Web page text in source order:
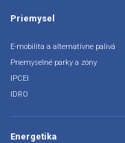
Priemysel
E-mobilita a alternatívne palivá
Priemyselné parky a zóny
IPCEI
IDRO
Energetika